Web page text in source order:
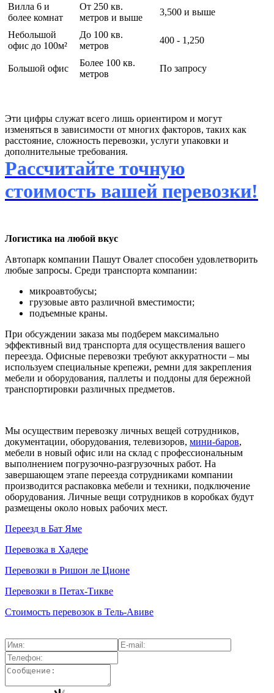
Вилла 6 и
более комнат
От 250 кв.
метров и выше
3,500 и выше
Небольшой
офис до 100м²
До 100 кв.
метров
400 - 1,250
Большой офис
Более 100 кв.
метров
По запросу
Эти цифры служат всего лишь ориентиром и могут
изменяться в зависимости от многих факторов, таких как
расстояние, сложность перевозки, услуги упаковки и
дополнительные требования.
Рассчитайте точную
стоимость вашей перевозки!
Логистика на любой вкус
Автопарк компании Пашут Овалет способен удовлетворить
любые запросы. Среди транспорта компании:
микроавтобусы;
грузовые авто различной вместимости;
подъемные краны.
При обсуждении заказа мы подберем максимально
эффективный вид транспорта для осуществления вашего
переезда. Офисные перевозки требуют аккуратности – мы
используем специальные крепежи, ремни для закрепления
мебели и оборудования, паллеты и поддоны для бережной
транспортировки различных предметов.
Мы осуществим перевозку личных вещей сотрудников,
документации, оборудования, телевизоров, мини-баров,
мебели в новый офис или на склад с профессиональным
выполнением погрузочно-разгрузочных работ. На
завершающем этапе переезда сотрудниками компании
производится распаковка мебели и техники, подключение
оборудования. Личные вещи сотрудников в коробках будут
размещены около новых рабочих мест.
Переезд в Бат Яме
Перевозка в Хадере
Перевозки в Ришон ле Ционе
Перевозки в Петах-Тикве
Стоимость перевозок в Тель-Авиве